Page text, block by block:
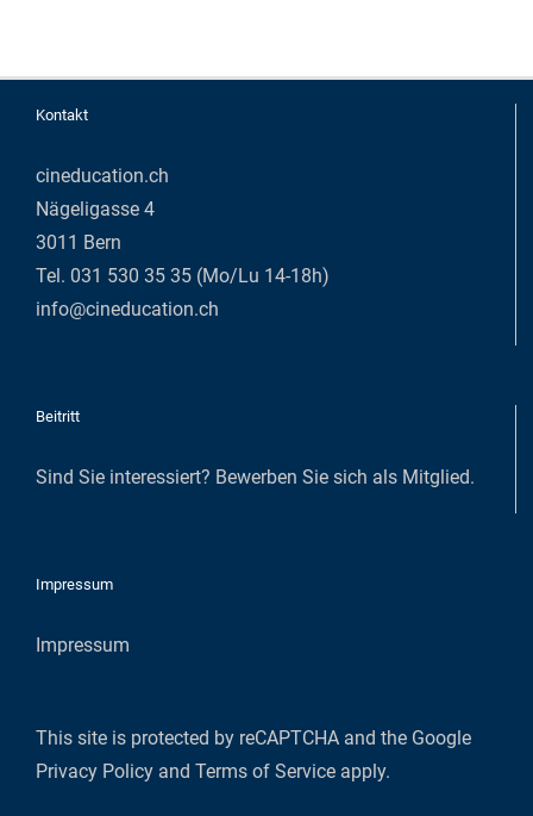
Kontakt
cineducation.ch
Nägeligasse 4
3011 Bern
Tel. 031 530 35 35 (Mo/Lu 14-18h)
info@cineducation.ch
Beitritt
Sind Sie interessiert? Bewerben Sie sich als Mitglied.
Impressum
Impressum
This site is protected by reCAPTCHA and the Google
Privacy Policy and Terms of Service apply.